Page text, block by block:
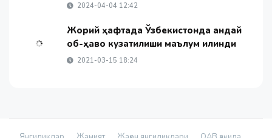
2024-04-04 12:42
Жорий ҳафтада Ўзбекистонда қандай
об-ҳаво кузатилиши маълум қилинди
2021-03-15 18:24